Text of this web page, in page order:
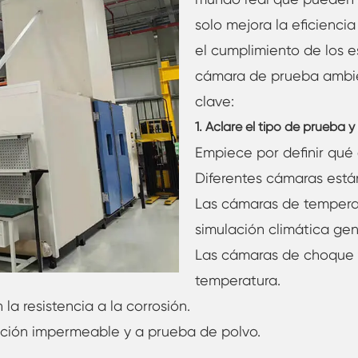
Gabinete de baja temperatura constante
Cámara de congelación de deshielo
Cámara de prueba a prueba de explosión
Cámara de prueba de congelación de
humedad
Cámara climática fotovoltaica
Cámara de pruebas para módulos
fotovoltaicos
Cámara de prueba PV
Cámara de prueba de laboratorio
Cámara ambiental PV
solo mejora la
el cumplimiento de los
cámara de prueba
clave:
1. Aclare el tipo de prueba
Empiece por definir
Diferentes cámaras
Las cámaras de
simulación climática
Las cámaras de
temperatura.
resistencia a la corrosión.
impermeable y a prueba de polvo.